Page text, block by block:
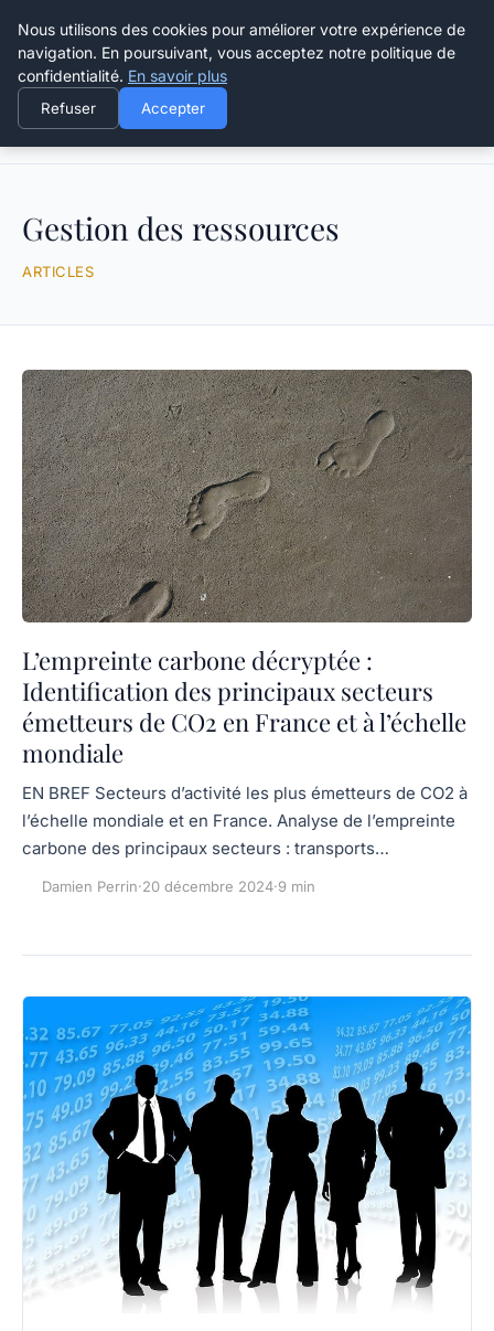
Happy Calyx Farmer
Gestion des ressources
ARTICLES
L’empreinte carbone décryptée :
Identification des principaux secteurs
émetteurs de CO2 en France et à l’échelle
mondiale
EN BREF Secteurs d’activité les plus émetteurs de CO2 à
l’échelle mondiale et en France. Analyse de l’empreinte
carbone des principaux secteurs : transports…
Damien Perrin·20 décembre 2024·9 min
Nous utilisons des cookies pour améliorer votre expérience de
navigation. En poursuivant, vous acceptez notre politique de
confidentialité. En savoir plus
Refuser Accepter